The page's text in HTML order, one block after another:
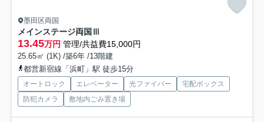
墨田区両国
メインステージ両国Ⅲ
13.45万円 管理/共益費15,000円
25.65㎡ (1K) /築6年 /13階建
都営新宿線「浜町」駅 徒歩15分
オートロック エレベーター 光ファイバー
宅配ボックス
防犯カメラ
敷地内ごみ置き場